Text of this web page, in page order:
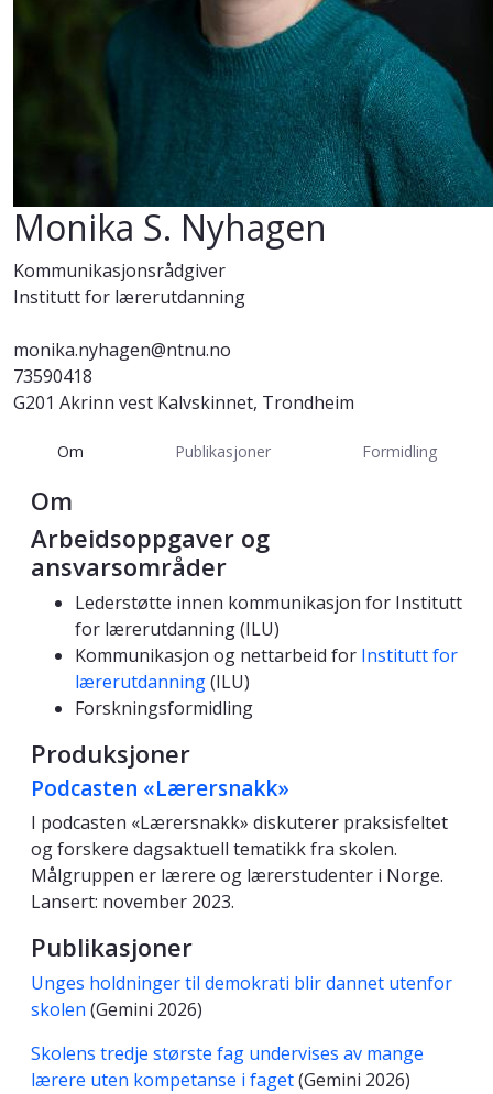
Monika S. Nyhagen
Kommunikasjonsrådgiver
Institutt for lærerutdanning
monika.nyhagen@ntnu.no
73590418
G201 Akrinn vest Kalvskinnet, Trondheim
Om Publikasjoner Formidling
Om
Arbeidsoppgaver og
ansvarsområder
Lederstøtte innen kommunikasjon for Institutt
for lærerutdanning (ILU)
Kommunikasjon og nettarbeid for Institutt for
lærerutdanning(ILU)
Forskningsformidling
Produksjoner
Podcasten «Lærersnakk»
I podcasten «Lærersnakk» diskuterer praksisfeltet
og forskere dagsaktuell tematikk fra skolen.
Målgruppen er lærere og lærerstudenter i Norge.
Lansert: november 2023.
Publikasjoner
Unges holdninger til demokrati blir dannet utenfor
skolen (Gemini 2026)
Skolens tredje største fag undervises av mange
lærere uten kompetanse i faget(Gemini 2026)